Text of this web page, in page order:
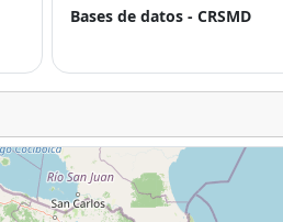
Bases de datos - CRSMD